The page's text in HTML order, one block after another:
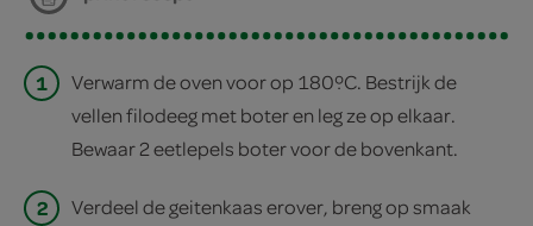
1
Verwarm de oven voor op 180ºC. Bestrijk de
vellen filodeeg met boter en leg ze op elkaar.
Bewaar 2 eetlepels boter voor de bovenkant.
2 Verdeel de geitenkaas erover, breng op smaak